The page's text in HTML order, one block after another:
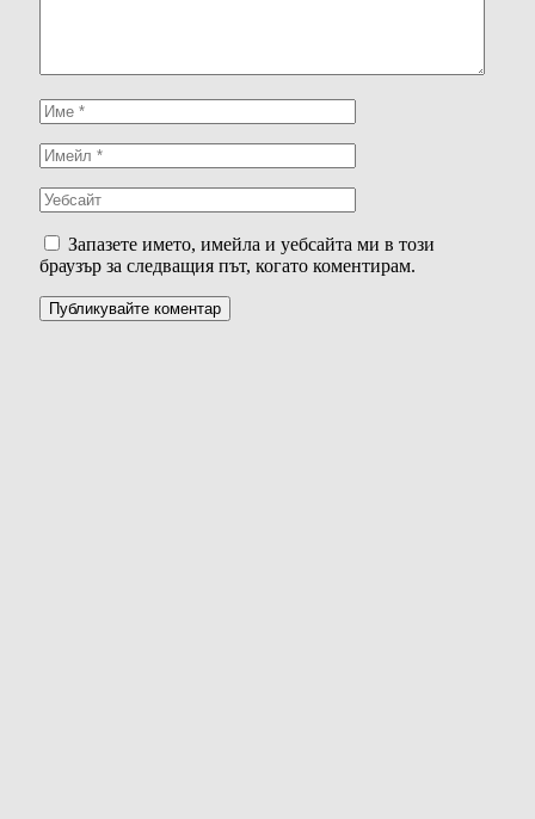
Запазете името, имейла и уебсайта ми в този
браузър за следващия път, когато коментирам.